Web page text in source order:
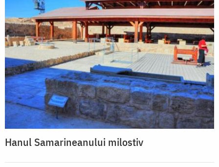
Hanul Samarineanului milostiv